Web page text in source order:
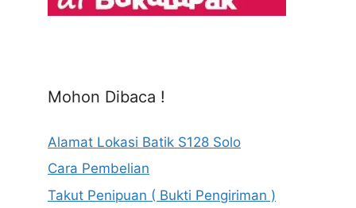
Mohon Dibaca !
Alamat Lokasi Batik S128 Solo
Cara Pembelian
Takut Penipuan ( Bukti Pengiriman )